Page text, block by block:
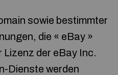
sowie bestimmter
die « eBay »
der eBay Inc.
Dienste werden